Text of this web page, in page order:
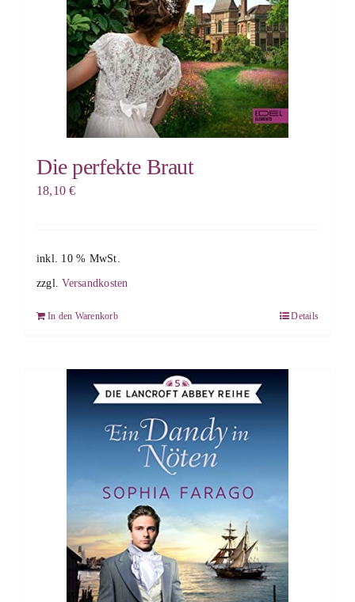
Die perfekte Braut
18,10€
inkl. 10 % MwSt.
zzgl.Versandkosten
In den Warenkorb Details